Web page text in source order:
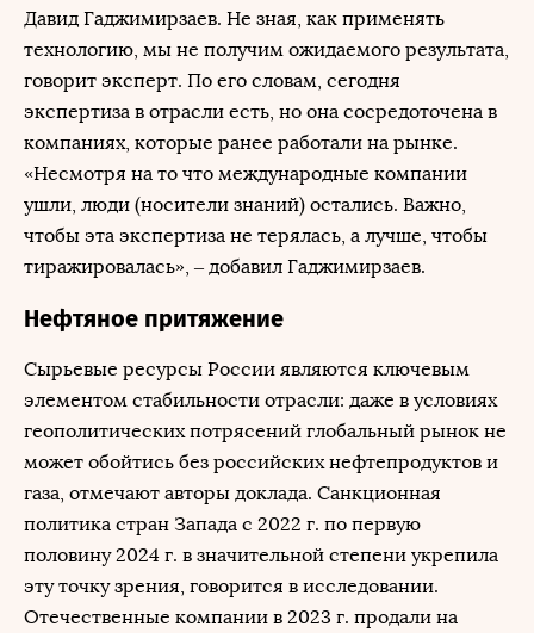
Давид Гаджимирзаев. Не зная, как применять
технологию, мы не получим ожидаемого результата,
говорит эксперт. По его словам, сегодня
экспертиза в отрасли есть, но она сосредоточена в
компаниях, которые ранее работали на рынке.
«Несмотря на то что международные компании
ушли, люди (носители знаний) остались. Важно,
чтобы эта экспертиза не терялась, а лучше, чтобы
тиражировалась», – добавил Гаджимирзаев.
Нефтяное притяжение
Сырьевые ресурсы России являются ключевым
элементом стабильности отрасли: даже в условиях
геополитических потрясений глобальный рынок не
может обойтись без российских нефтепродуктов и
газа, отмечают авторы доклада. Санкционная
политика стран Запада с 2022 г. по первую
половину 2024 г. в значительной степени укрепила
эту точку зрения, говорится в исследовании.
Отечественные компании в 2023 г. продали на